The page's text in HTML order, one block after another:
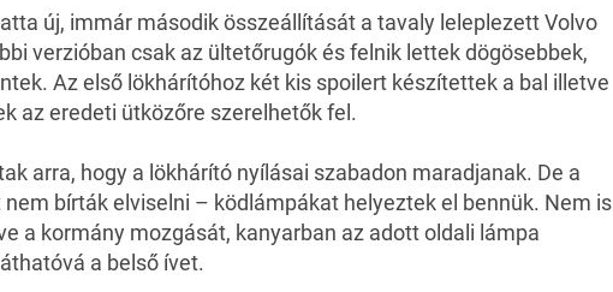
új, immár második összeállítását a tavaly leleplezettVolvo
verzióban csak az ültetőrugók és felnik lettek dögösebbek,
Az első lökhárítóhoz két kis spoilert készítettek a bal illetve
az eredeti ütközőre szerelhetők fel.
arra, hogy a lökhárító nyílásai szabadon maradjanak. De a
bírták elviselni – ködlámpákat helyeztek el bennük. Nem is
a kormány mozgását, kanyarban az adott oldali lámpa
a belső ívet.